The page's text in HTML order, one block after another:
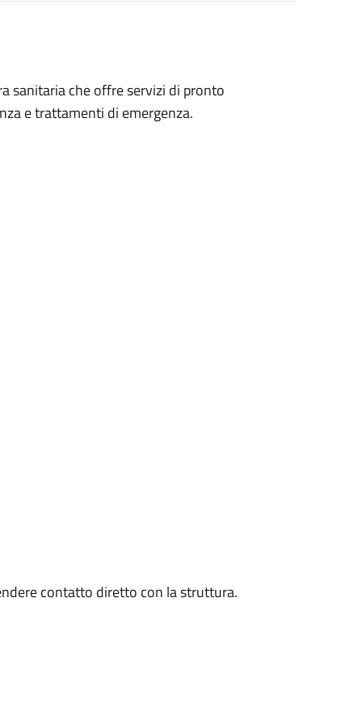
sanitaria che offre servizi di pronto
e trattamenti di emergenza.
contatto diretto con la struttura.